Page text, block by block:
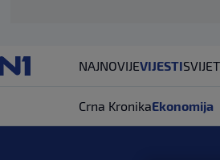
NAJNOVIJEVIJESTISVIJET
Crna KronikaEkonomija